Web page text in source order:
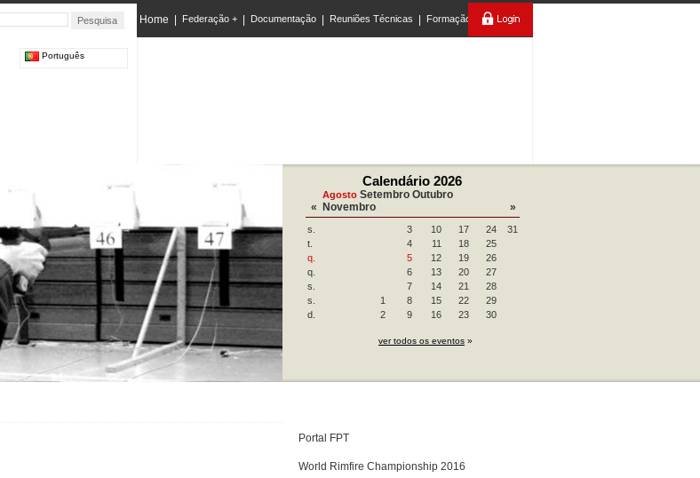
Home Federação + Documentação Reuniões Técnicas Formação
Português
Calendário 2026
«
Agosto Setembro Outubro
Novembro
»
s.
t.
q.
q.
s.
s.
d.
3 10 17 24
31
4
11 18
25
5
12 19
26
6
13 20
27
7
14 21
28
1
8 15 22
29
2
9 16 23 30
ver todos os eventos »
Portal FPT
World Rimfire Championship 2016